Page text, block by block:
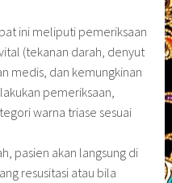
ini meliputi pemeriksaan
(tekanan darah, denyut
medis, dan kemungkinan
pemeriksaan,
warna triase sesuai
pasien akan langsung di
resusitasi atau bila